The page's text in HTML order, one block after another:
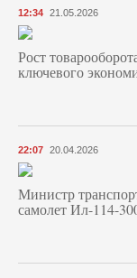
12:34 21.05.2026
Рост
ключевого
22:07 20.04.2026
Министр
самолет Ил-114-